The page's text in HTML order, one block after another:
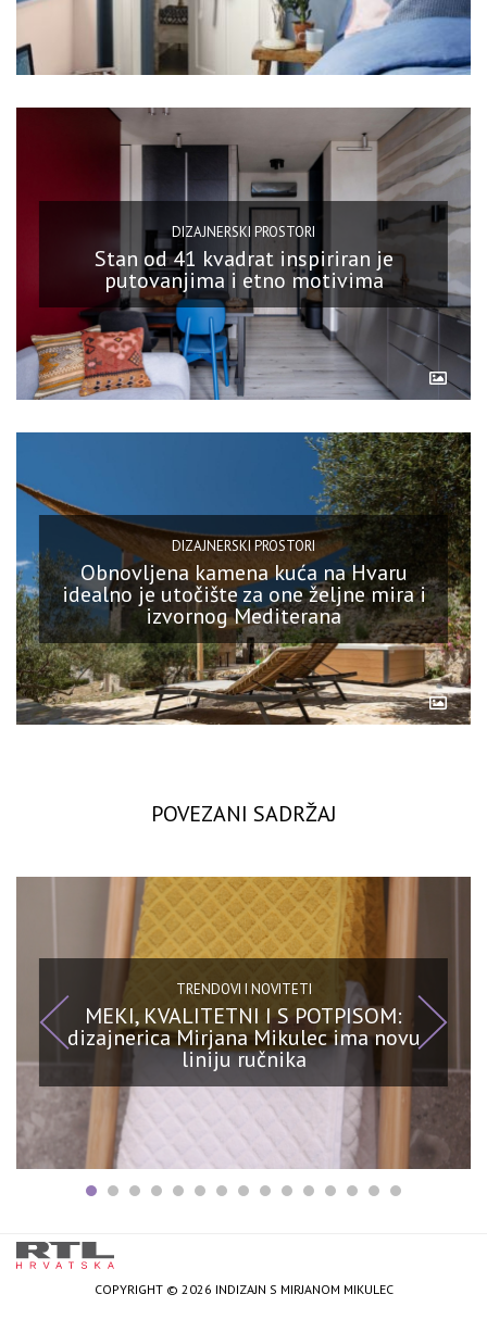
DIZAJNERSKI PROSTORI
Stan od 41 kvadrat inspiriran je
putovanjima i etno motivima
DIZAJNERSKI PROSTORI
Obnovljena kamena kuća na Hvaru
idealno je utočište za one željne mira i
izvornog Mediterana
POVEZANI SADRŽAJ
TRENDOVI I NOVITETI
MEKI, KVALITETNI I S POTPISOM:
dizajnerica Mirjana Mikulec ima novu
liniju ručnika
COPYRIGHT © 2026 INDIZAJN S MIRJANOM MIKULEC